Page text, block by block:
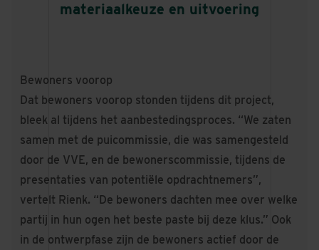
materiaalkeuze en uitvoering
Bewoners voorop
Dat bewoners voorop stonden tijdens dit project,
bleek al tijdens het aanbestedingsproces. “We zaten
samen met de puicommissie, die was samengesteld
door de VVE, en de bewonerscommissie, tijdens de
presentaties van potentiële opdrachtnemers”,
vertelt Rienk. “De bewoners dachten mee over welke
partij in hun ogen het beste paste bij deze klus.” Ook
in de ontwerpfase zijn de bewoners actief door de